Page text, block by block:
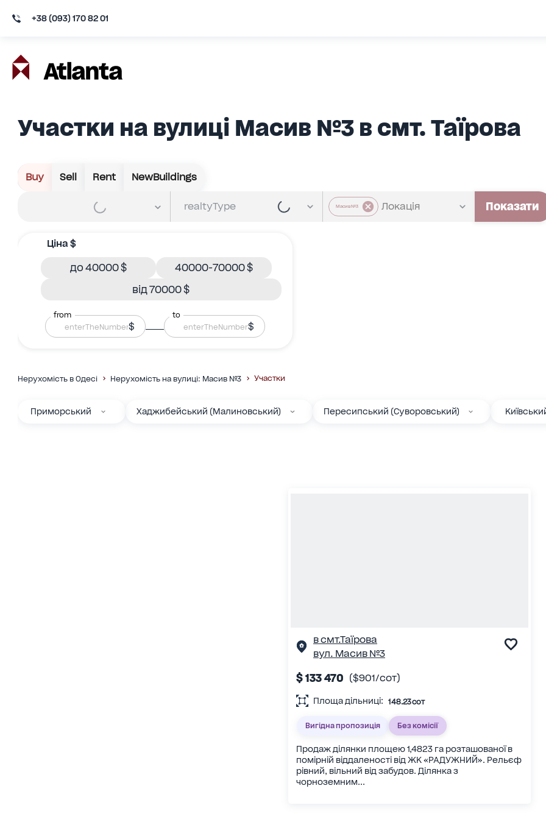
+38 (093) 170 82 01
Участки на вулиці Масив №3 в смт. Таїрова
Buy Sell Rent NewBuildings
Масив №3 Показати
Ціна $
до 40000 $
40000-70000 $
від 70000 $
from
$
to
$
Нерухомість в Одесі Нерухомість на вулиці: Масив №3 Участки
Приморський Хаджибейський (Малиновський) Пересипський (Суворовський)
в смт.Таїрова
вул. Масив №3
$ 133 470 ($901/сот)
Площа дільниці: 148.23 сот
Вигідна пропозиція Без комісії
Продаж ділянки площею 1,4823 га розташованої в
помірній віддаленості від ЖК «РАДУЖНИЙ». Рельєф
рівний, вільний від забудов. Ділянка з
чорноземним...